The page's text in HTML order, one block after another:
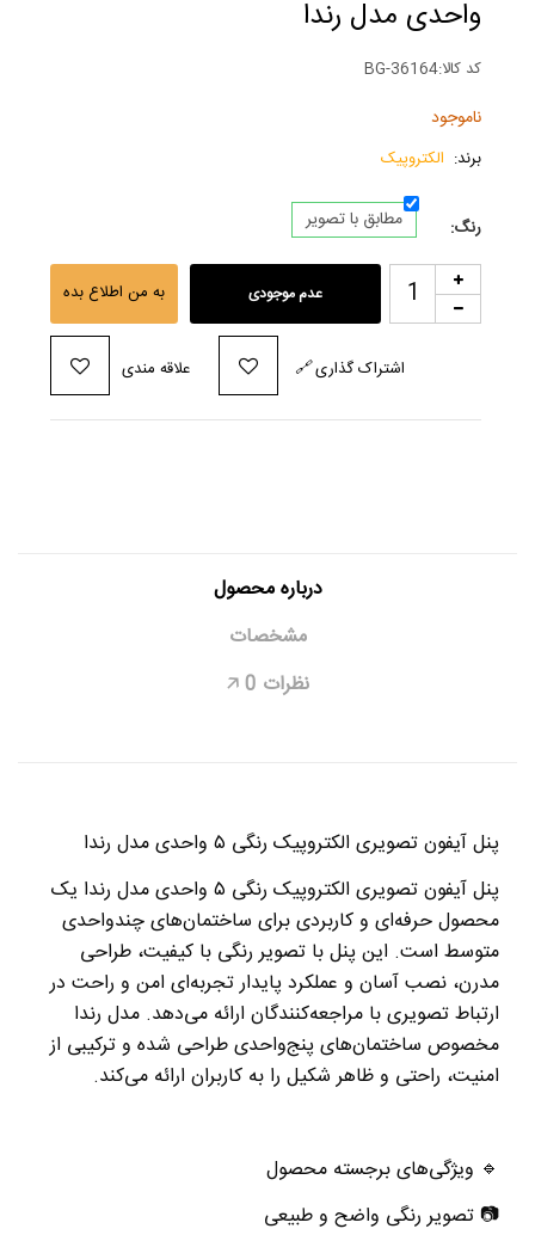
واحدی مدل رندا
کد کالا:BG-36164
ناموجود
برند: الکتروپیک
رنگ: مطابق با تصویر
عدم موجودی به من اطلاع بده
علاقه مندی 🔗اشتراک گذاری
درباره محصول
مشخصات
نظرات 0
🡥
پنل آیفون تصویری الکتروپیک رنگی ۵ واحدی مدل رندا
پنل آیفون تصویری الکتروپیک رنگی ۵ واحدی مدل رندا یک
محصول حرفه‌ای و کاربردی برای ساختمان‌های چندواحدی
متوسط است. این پنل با تصویر رنگی با کیفیت، طراحی
مدرن، نصب آسان و عملکرد پایدارتجربه‌ای امن و راحت در
ارتباط تصویری با مراجعه‌کنندگان ارائه می‌دهد. مدل رندا
مخصوص ساختمان‌های پنج‌واحدی طراحی شده و ترکیبی از
امنیت، راحتی و ظاهر شکیل را به کاربران ارائه می‌کند.
🔹 ویژگی‌های برجسته محصول
📷تصویر رنگی واضح و طبیعی